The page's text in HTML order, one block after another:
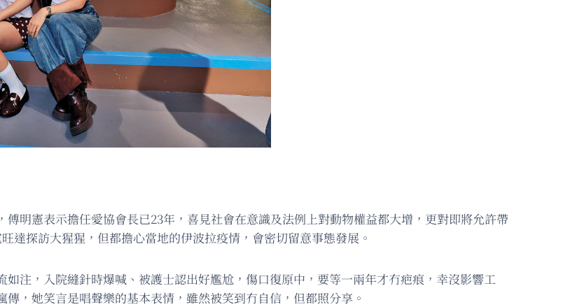
明憲表示擔任愛協會長已23年，喜見社會在意識及法例上對動物權益都大增，更對即將允許帶
達探訪大猩猩，但都擔心當地的伊波拉疫情，會密切留意事態發展。
注，入院縫針時爆喊、被護士認出好尷尬，傷口復原中，要等一兩年才冇疤痕，幸沒影響工
，她笑言是唱聲樂的基本表情，雖然被笑到冇自信，但都照分享。